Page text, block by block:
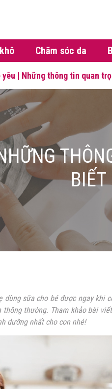
Chăm sóc da
yêu | Những thông tin quan
BIẾT
sữa cho bé được ngay khi
thường. Tham khảo bài
dưỡng nhất cho con nhé!